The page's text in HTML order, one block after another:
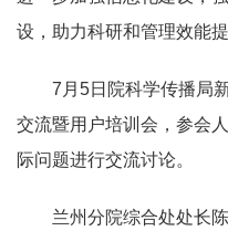
设，助力科研和管理效能提
7月5日院科学传播局新
交流暨用户培训会，参会
际问题进行交流讨论。
兰州分院综合处处长陈